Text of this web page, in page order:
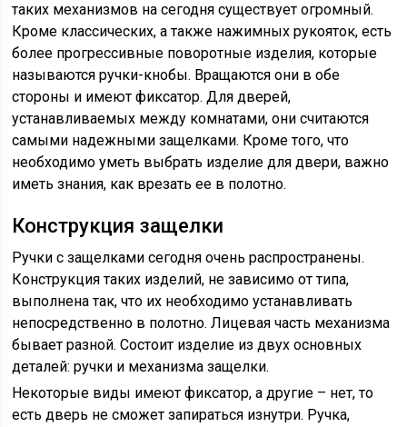
таких механизмов на сегодня существует огромный.
Кроме классических, а также нажимных рукояток, есть
более прогрессивные поворотные изделия, которые
называются ручки-кнобы. Вращаются они в обе
стороны и имеют фиксатор. Для дверей,
устанавливаемых между комнатами, они считаются
самыми надежными защелками. Кроме того, что
необходимо уметь выбрать изделие для двери, важно
иметь знания, как врезать ее в полотно.
Конструкция защелки
Ручки с защелками сегодня очень распространены.
Конструкция таких изделий, не зависимо от типа,
выполнена так, что их необходимо устанавливать
непосредственно в полотно. Лицевая часть механизма
бывает разной. Состоит изделие из двух основных
деталей: ручки и механизма защелки.
Некоторые виды имеют фиксатор, а другие – нет, то
есть дверь не сможет запираться изнутри. Ручка,